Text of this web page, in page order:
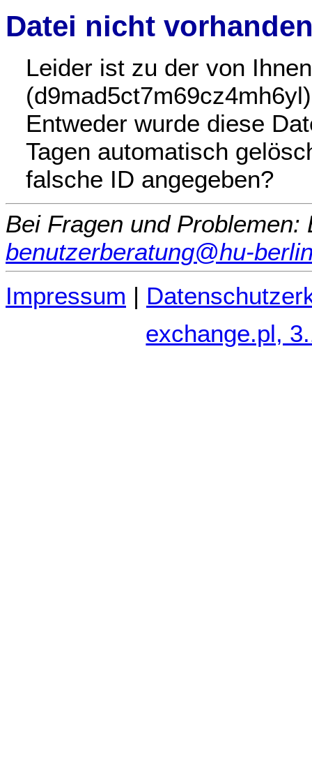
Datei nicht
Leider ist zu der von
Entweder wurde diese
Tagen automatisch
falsche ID angegeben?
Bei Fragen und
benutzerberatung@hu-
Impressum |
exchange.pl,